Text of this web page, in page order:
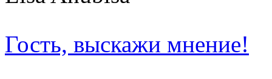
Гость, выскажи мнение!